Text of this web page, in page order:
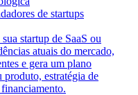
de startups
startup de SaaS ou
atuais do mercado,
e gera um plano
produto, estratégia de